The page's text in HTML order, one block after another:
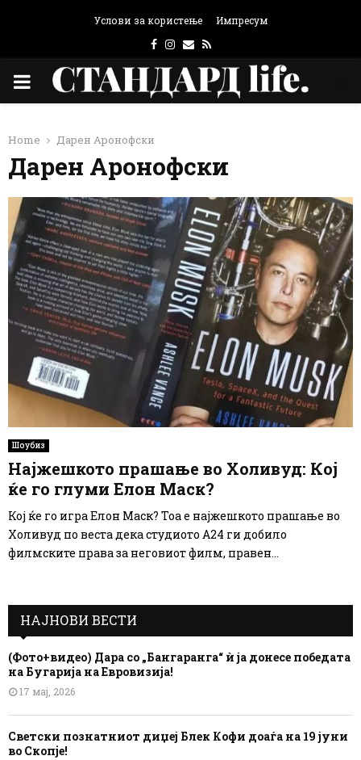
Услови за користење Импресум
Facebook
Instagram
Email
Rss
PRIMARY
Home Дарен Аронофски
Дарен Аронофски
Шоубиз
Најжешкото прашање во Холивуд: Кој
ќе го глуми Eлон Маск?
Кој ќе го игра Eлон Маск? Тоа е најжешкото прашање во
Холивуд по веста дека студиото А24 ги добило
филмските права за неговиот филм, правен...
НАЈНОВИ ВЕСТИ
(Фото+видео) Дара со „Бангаранга“ ѝ ја донесе победата
на Бугарија на Евровизија!
17 мај, 2026
Светски познатниот диџеј Блек Кофи доаѓа на 19 јуни
во Скопје!